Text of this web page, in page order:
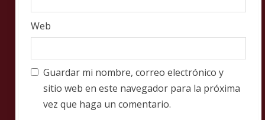
Web
Guardar mi nombre, correo electrónico y
sitio web en este navegador para la próxima
vez que haga un comentario.